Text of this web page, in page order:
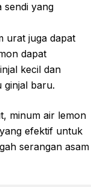
sendi yang
urat juga dapat
dapat
kecil dan
ginjal baru.
minum air lemon
efektif untuk
serangan asam